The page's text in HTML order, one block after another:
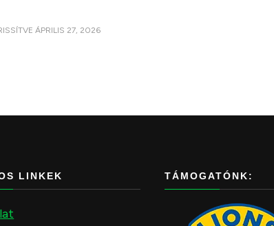
ÁPRILIS 27, 2026
LINKEK TÁMOGATÓNK: